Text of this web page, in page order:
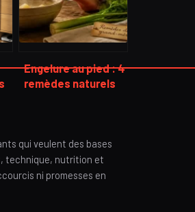
Engelure au pied : 4
remèdes naturels
qui veulent des bases
technique, nutrition et
ni promesses en